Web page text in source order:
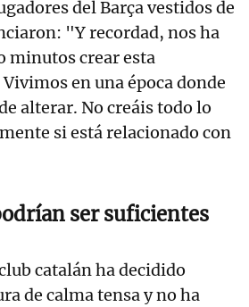
del Barça vestidos de
"Y recordad, nos ha
minutos crear esta
en una época donde
alterar. No creáis todo lo
si está relacionado con
ser suficientes
catalán ha decidido
de calma tensa y no ha